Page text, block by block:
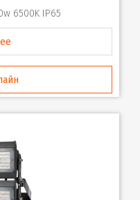
6500K IP65